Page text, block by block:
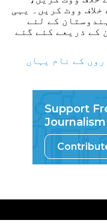
ووٹ کریں۔ یہی
کے لئے
کے ذریعے کئے گئے
کے نام یہاں
Support
Journalism